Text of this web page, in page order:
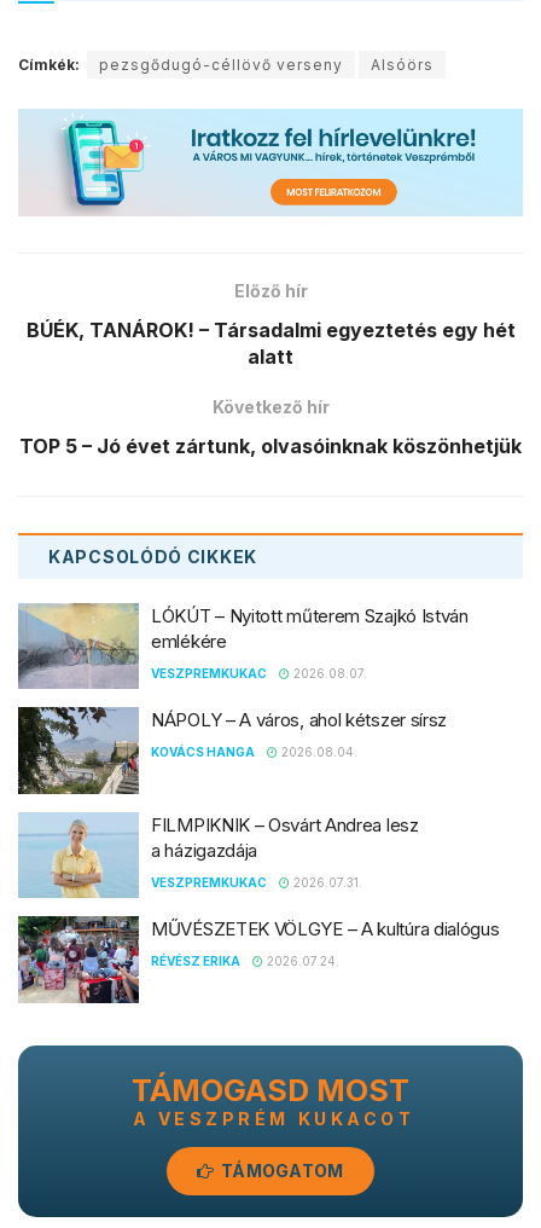
Címkék: pezsgődugó-céllövő verseny Alsóörs
Előző hír
BÚÉK, TANÁROK! – Társadalmi egyeztetés egy hét
alatt
Következő hír
TOP 5 – Jó évet zártunk, olvasóinknak köszönhetjük
KAPCSOLÓDÓ CIKKEK
LÓKÚT – Nyitott műterem Szajkó István
emlékére
VESZPREMKUKAC 2026.08.07.
NÁPOLY – A város, ahol kétszer sírsz
KOVÁCS HANGA 2026.08.04.
FILMPIKNIK – Osvárt Andrea lesz
a házigazdája
VESZPREMKUKAC 2026.07.31.
MŰVÉSZETEK VÖLGYE – A kultúra dialógus
RÉVÉSZ ERIKA 2026.07.24.
TÁMOGASD MOST
A VESZPRÉM KUKACOT
TÁMOGATOM